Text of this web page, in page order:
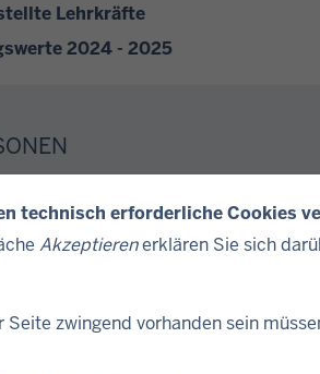
technisch erforderliche Cookies
Akzeptierenerklären Sie sich
zwingend vorhanden sein
Lehrkräfte
2024 - 2025
Personen
Lohnsteuerabzug